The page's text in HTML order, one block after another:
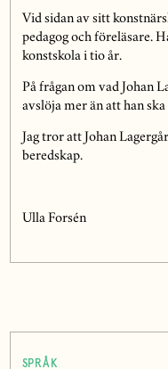
Vid sidan av sitt
pedagog och föreläsare.
konstskola i tio år.
På frågan om vad Johan
avslöja mer än att han
Jag tror att Johan
beredskap.
Ulla Forsén
SPRÅK